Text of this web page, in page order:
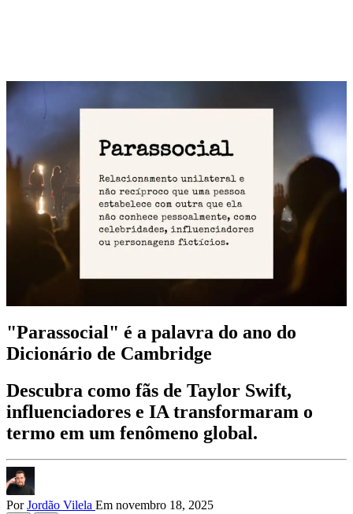
"Parassocial" é a palavra do ano do
Dicionário de Cambridge
Descubra como fãs de Taylor Swift,
influenciadores e IA transformaram o
termo em um fenômeno global.
PorJordão Vilela Em novembro 18, 2025